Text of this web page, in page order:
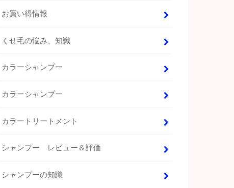
お買い得情報
くせ毛の悩み、知識
カラーシャンプー
カラーシャンプー
カラートリートメント
シャンプー レビュー＆評価
シャンプーの知識